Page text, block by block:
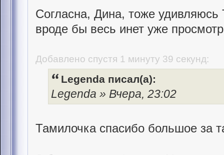
Согласна, Дина, тоже
вроде бы весь инет уже
Добавлено спустя 1 минуту 39 секунд:
Legenda писал(а):
Legenda » Вчера, 23:02
Тамилочка спасибо большое за